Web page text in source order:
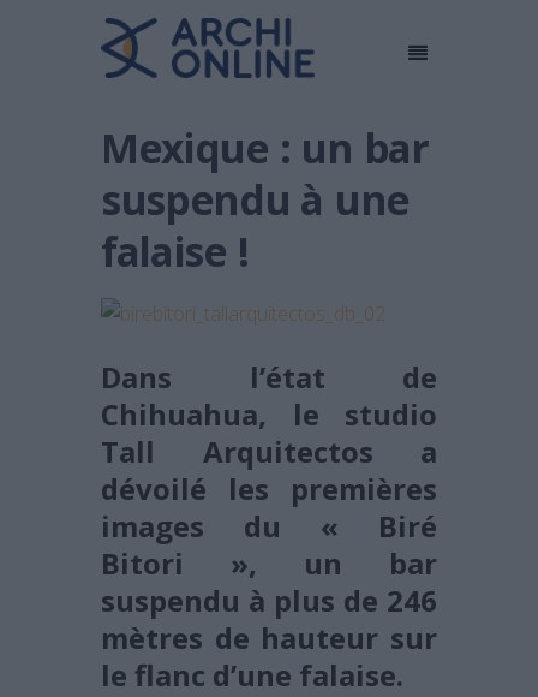
Mexique : un bar
suspendu à une
falaise !
Dans l’état de
Chihuahua, le studio
Tall Arquitectos a
dévoilé les premières
images du « Biré
Bitori », un bar
suspendu à plus de 246
mètres de hauteur sur
le flanc d’une falaise.